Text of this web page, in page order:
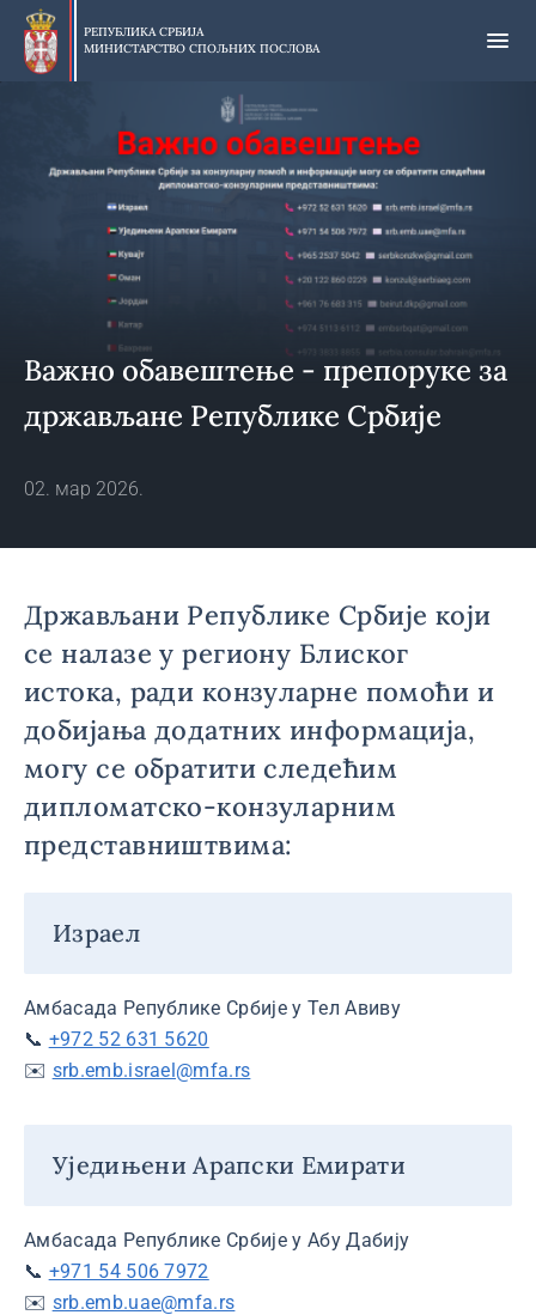
Прескочи
главни
део
РЕПУБЛИКА СРБИЈА
МИНИСТАРСТВО СПОЉНИХ ПОСЛОВА
Важно обавештење - препоруке за
држављане Републике Србије
02. мар 2026.
Држављани Републике Србије који
се налазе у региону Блиског
истока, ради конзуларне помоћи и
добијања додатних информација,
могу се обратити следећим
дипломатско-конзуларним
представништвима:
Израел
Амбасада Републике Србије у Тел Авиву
📞 +972 52 631 5620
✉️ srb.emb.israel@mfa.rs
Уједињени Арапски Емирати
Амбасада Републике Србије у Абу Дабију
📞 +971 54 506 7972
✉️ srb.emb.uae@mfa.rs